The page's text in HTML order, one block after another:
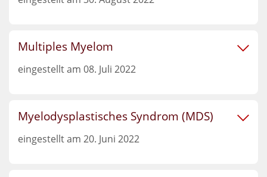
Multiples Myelom
eingestellt am 08. Juli 2022
Myelodysplastisches Syndrom (MDS)
eingestellt am 20. Juni 2022